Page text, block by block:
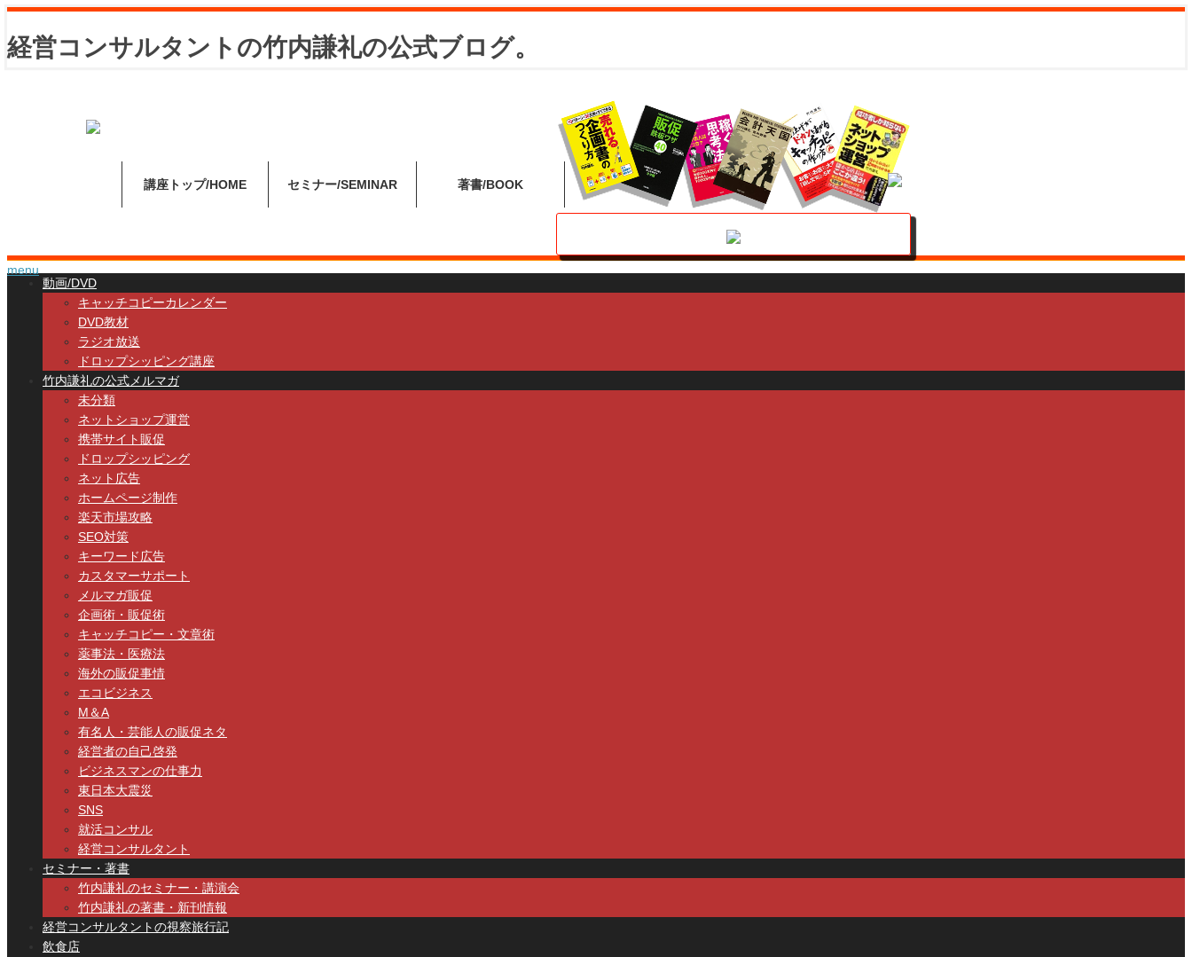
経営コンサルタントの竹内謙礼の公式ブログ。
講座トップ HOME セミナー SEMINAR 著書 BOOK
menu
動画/DVD
キャッチコピーカレンダー
DVD教材
ラジオ放送
ドロップシッピング講座
竹内謙礼の公式メルマガ
未分類
ネットショップ運営
携帯サイト販促
ドロップシッピング
ネット広告
ホームページ制作
楽天市場攻略
SEO対策
キーワード広告
カスタマーサポート
メルマガ販促
企画術・販促術
キャッチコピー・文章術
薬事法・医療法
海外の販促事情
エコビジネス
M＆A
有名人・芸能人の販促ネタ
経営者の自己啓発
ビジネスマンの仕事力
東日本大震災
SNS
就活コンサル
経営コンサルタント
セミナー・著書
竹内謙礼のセミナー・講演会
竹内謙礼の著書・新刊情報
経営コンサルタントの視察旅行記
飲食店